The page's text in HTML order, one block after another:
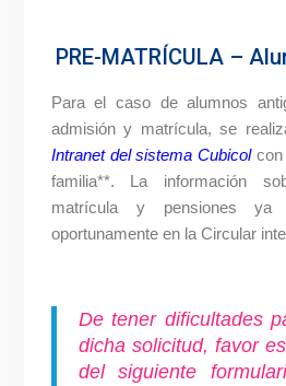
PRE-MATRÍCULA –
Para el caso de alumnos
admisión y matrícula, se
Intranet del sistema Cubicol
familia**. La información
matrícula y pensiones ya
oportunamente en la Circular
De tener dificultades
dicha solicitud, favor
del siguiente